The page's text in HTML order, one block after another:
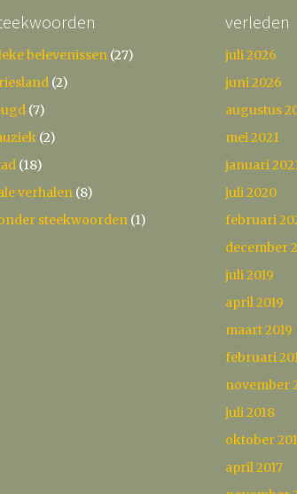
belevenissen (27)
(2)
(7)
(2)
(18)
verhalen (8)
steekwoorden (1)
verleden
juli 2026
juni 2026
augustus
mei 2021
januari
juli 2020
februari
december
juli 2019
april 2019
maart 2019
februari
november
juli 2018
oktober
april 2017